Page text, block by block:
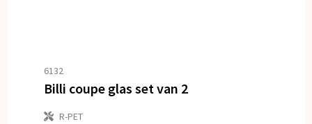
6132
Billi coupe glas set van 2
R-PET